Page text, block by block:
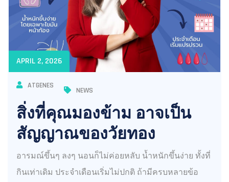
APRIL 2, 2026
ATGENES
NEWS
สิ่งที่คุณมองข้าม อาจเป็น
สัญญาณของวัยทอง
อารมณ์ขึ้นๆ ลงๆ นอนก็ไม่ค่อยหลับ น้ำหนักขึ้นง่าย ทั้งที่
กินเท่าเดิม ประจำเดือนเริ่มไม่ปกติ ถ้ามีครบหลายข้อ